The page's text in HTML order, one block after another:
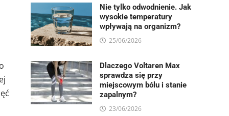
Nie tylko odwodnienie. Jak
wysokie temperatury
wpływają na organizm?
25/06/2026
Dlaczego Voltaren Max
sprawdza się przy
miejscowym bólu i stanie
zapalnym?
23/06/2026